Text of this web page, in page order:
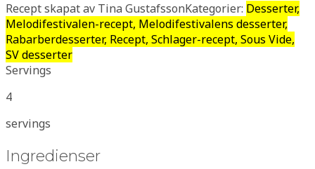
Recept skapat av Tina GustafssonKategorier: Desserter,
Melodifestivalen-recept, Melodifestivalens desserter,
Rabarberdesserter, Recept, Schlager-recept, Sous Vide,
SV desserter
Servings
4
servings
Ingredienser